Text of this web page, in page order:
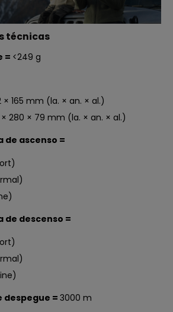
técnicas
= ‌<249 g
× 165 mm (la. × an. × al.)
280 × 79 mm (la. × an. × al.)
de ascenso =
de descenso =
despegue = 3000 m